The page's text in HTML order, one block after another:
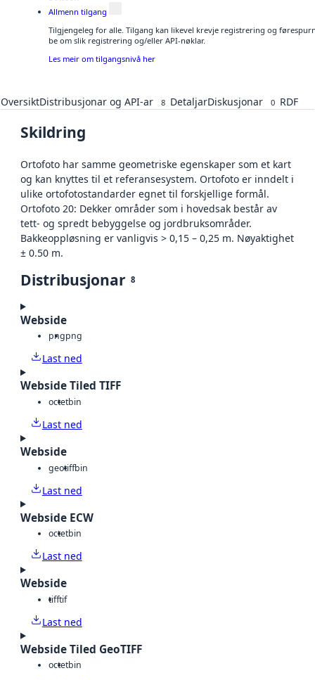
Allmenn tilgang
Tilgjengeleg for alle. Tilgang kan likevel krevje registrering og
be om slik registrering og/eller API-nøklar.
Les meir om tilgangsnivå her
OversiktDistribusjonar og API-ar 8 DetaljarDiskusjonar 0 RDF
Skildring
Ortofoto har samme geometriske egenskaper som et kart
og kan knyttes til et referansesystem. Ortofoto er inndelt i
ulike ortofotostandarder egnet til forskjellige formål.
Ortofoto 20: Dekker områder som i hovedsak består av
tett- og spredt bebyggelse og jordbruksområder.
Bakkeoppløsning er vanligvis > 0,15 – 0,25 m. Nøyaktighet
± 0.50 m.
Distribusjonar 8
Webside
pngpng
Last ned
Webside Tiled TIFF
octetbin
Last ned
Webside
geotiffbin
Last ned
Webside ECW
octetbin
Last ned
Webside
tifftif
Last ned
Webside Tiled GeoTIFF
octetbin